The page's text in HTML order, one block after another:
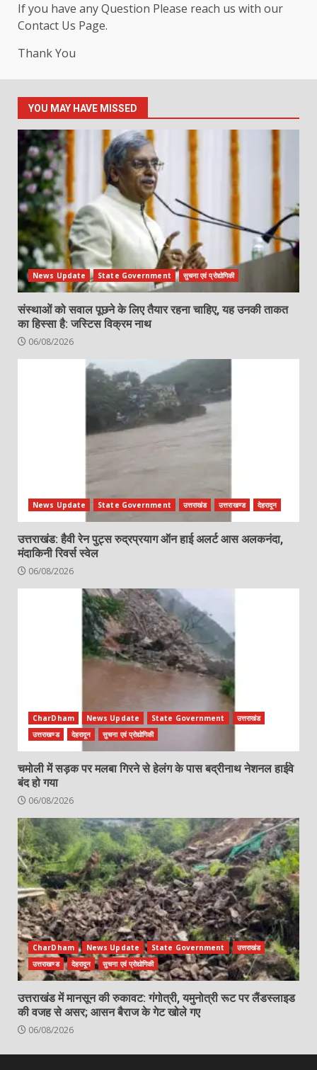
If you have any Question Please reach us with our
Contact Us Page.
Thank You
YOU MAY HAVE MISSED
News Update State Government सुचना एवं प्रोद्योगिकी
संस्थाओं को सवाल पूछने के लिए तैयार रहना चाहिए, यह उनकी ताकत
का हिस्सा है: जस्टिस विक्रम नाथ
06/08/2026
News Update State Government उत्तराखंड उत्तराखण्ड देहरादून
उत्तराखंड: हैवी रेन पुट्स रुद्रप्रयाग ऑन हाई अलर्ट आस अलकनंदा,
मंदाकिनी रिवर्स स्वेल
06/08/2026
CharDham News Update State Government
उत्तराखंड
उत्तराखण्ड
देहरादून सुचना एवं प्रोद्योगिकी
चमोली में सड़क पर मलबा गिरने से हेलंग के पास बद्रीनाथ नेशनल हाईवे
बंद हो गया
06/08/2026
CharDham News Update State Government
उत्तराखंड
उत्तराखण्ड
देहरादून सुचना एवं प्रोद्योगिकी
उत्तराखंड में मानसून की रुकावट: गंगोत्री, यमुनोत्री रूट पर लैंडस्लाइड
की वजह से असर; आसन बैराज के गेट खोले गए
06/08/2026